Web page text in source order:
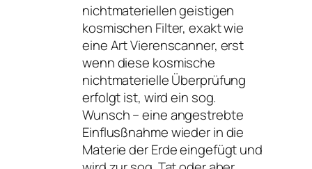
nichtmateriellen geistigen
kosmischen Filter, exakt wie
eine Art Vierenscanner, erst
wenn diese kosmische
nichtmaterielle Überprüfung
erfolgt ist, wird ein sog.
Wunsch – eine angestrebte
Einflusßnahme wieder in die
Materie der Erde eingefügt und